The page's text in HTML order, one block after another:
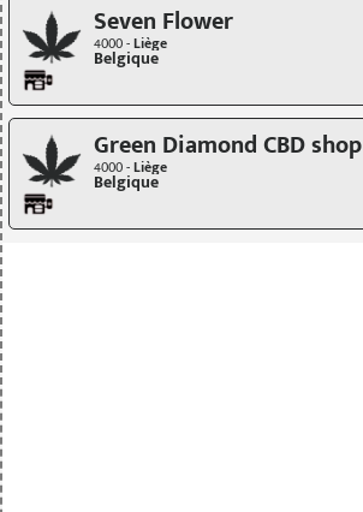
Seven Flower
4000 -Liège
Belgique
Green Diamond CBD shop
4000 -Liège
Belgique